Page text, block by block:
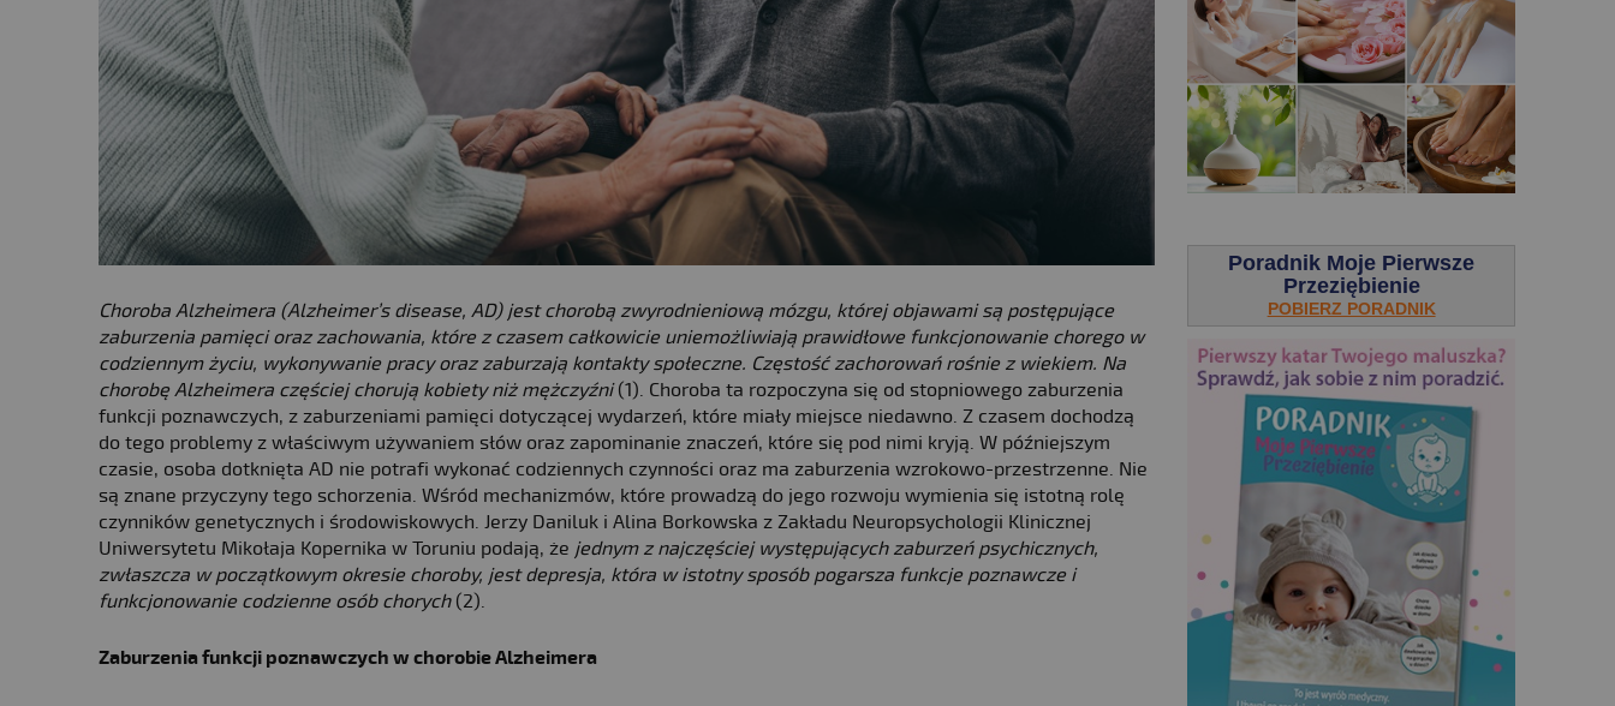
Choroba Alzheimera (Alzheimer’s disease, AD) jest chorobą zwyrodnieniową mózgu, której objawami są postępujące
zaburzenia pamięci oraz zachowania, które z czasem całkowicie uniemożliwiają prawidłowe funkcjonowanie chorego w
codziennym życiu, wykonywanie pracy oraz zaburzają kontakty społeczne. Częstość zachorowań rośnie z wiekiem. Na
chorobę Alzheimera częściej chorują kobiety niż mężczyźni(1). Choroba ta rozpoczyna się od stopniowego zaburzenia
funkcji poznawczych, z zaburzeniami pamięci dotyczącej wydarzeń, które miały miejsce niedawno. Z czasem dochodzą
do tego problemy z właściwym używaniem słów oraz zapominanie znaczeń, które się pod nimi kryją. W późniejszym
czasie, osoba dotknięta AD nie potrafi wykonać codziennych czynności oraz ma zaburzenia wzrokowo-przestrzenne. Nie
są znane przyczyny tego schorzenia. Wśród mechanizmów, które prowadzą do jego rozwoju wymienia się istotną rolę
czynników genetycznych i środowiskowych. Jerzy Daniluk i Alina Borkowska z Zakładu Neuropsychologii Klinicznej
Uniwersytetu Mikołaja Kopernika w Toruniu podają, że jednym z najczęściej występujących zaburzeń psychicznych,
zwłaszcza w początkowym okresie choroby, jest depresja, która w istotny sposób pogarsza funkcje poznawcze i
funkcjonowanie codzienne osób chorych(2).
Zaburzenia funkcji poznawczych w chorobie Alzheimera
Poradnik Moje Pierwsze
Przeziębienie
POBIERZ PORADNIK